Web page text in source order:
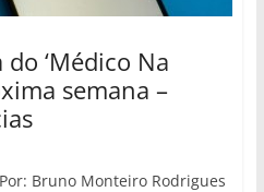
‘Médico Na
semana –
Bruno Monteiro Rodrigues